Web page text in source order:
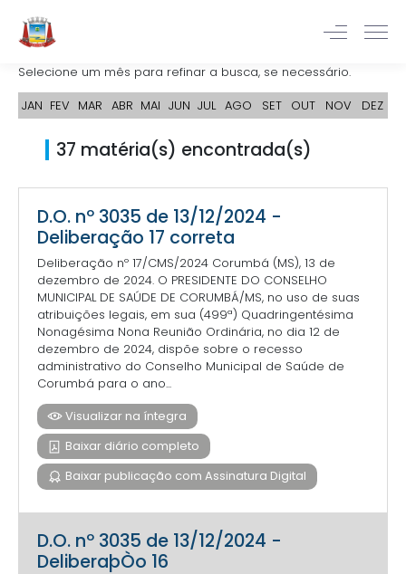
Selecione um mês para refinar a busca, se necessário.
JAN FEV MAR ABR MAI JUN JUL AGO SET OUT NOV DEZ
37 matéria(s) encontrada(s)
D.O. nº 3035 de 13/12/2024 -
Deliberação 17 correta
Deliberação nº 17/CMS/2024 Corumbá (MS), 13 de
dezembro de 2024. O PRESIDENTE DO CONSELHO
MUNICIPAL DE SAÚDE DE CORUMBÁ/MS, no uso de suas
atribuições legais, em sua (499ª) Quadringentésima
Nonagésima Nona Reunião Ordinária, no dia 12 de
dezembro de 2024, dispõe sobre o recesso
administrativo do Conselho Municipal de Saúde de
Corumbá para o ano...
Visualizar na íntegra
Baixar diário completo
Baixar publicação com Assinatura Digital
D.O. nº 3035 de 13/12/2024 -
DeliberaþÒo 16